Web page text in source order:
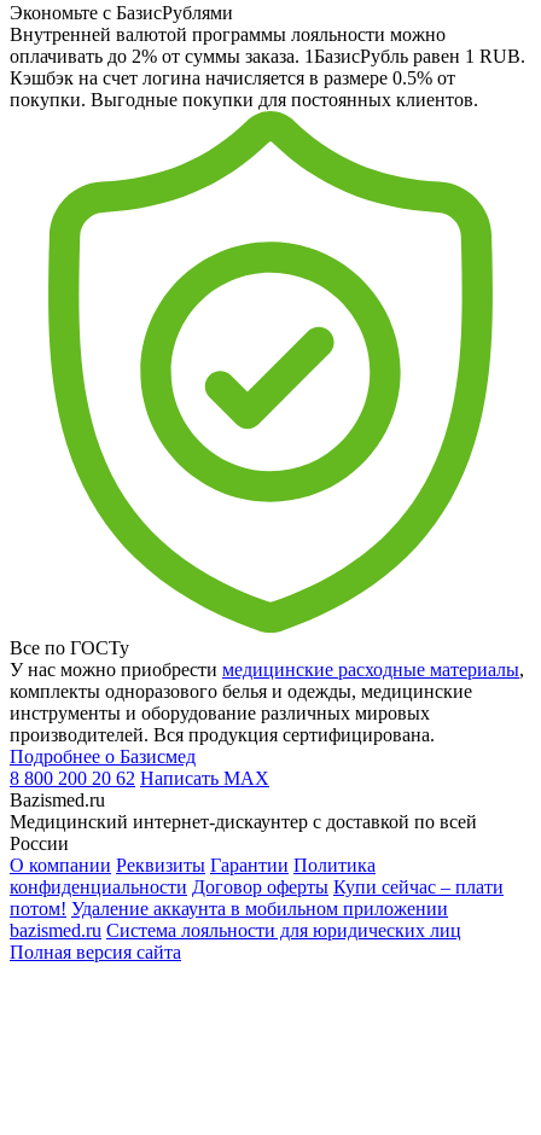
Экономьте с БазисРублями
Внутренней валютой программы лояльности можно
оплачивать до 2% от суммы заказа. 1БазисРубль равен 1 RUB.
Кэшбэк на счет логина начисляется в размере 0.5% от
покупки. Выгодные покупки для постоянных клиентов.
Все по ГОСТу
У нас можно приобрести медицинские расходные материалы,
комплекты одноразового белья и одежды, медицинские
инструменты и оборудование различных мировых
производителей. Вся продукция сертифицирована.
Подробнее о Базисмед
8 800 200 20 62 Написать MAX
Bazismed.ru
Медицинский интернет-дискаунтер с доставкой по всей
России
О компании Реквизиты Гарантии Политика
конфиденциальности Договор оферты Купи сейчас – плати
потом! Удаление аккаунта в мобильном приложении
bazismed.ru Система лояльности для юридических лиц
Полная версия сайта